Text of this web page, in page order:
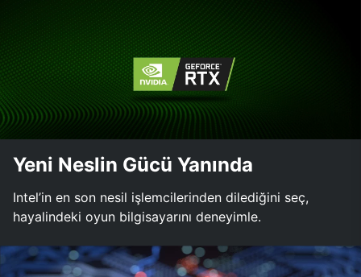
Yeni Neslin Gücü Yanında
Intel’in en son nesil işlemcilerinden dilediğini seç,
hayalindeki oyun bilgisayarını deneyimle.